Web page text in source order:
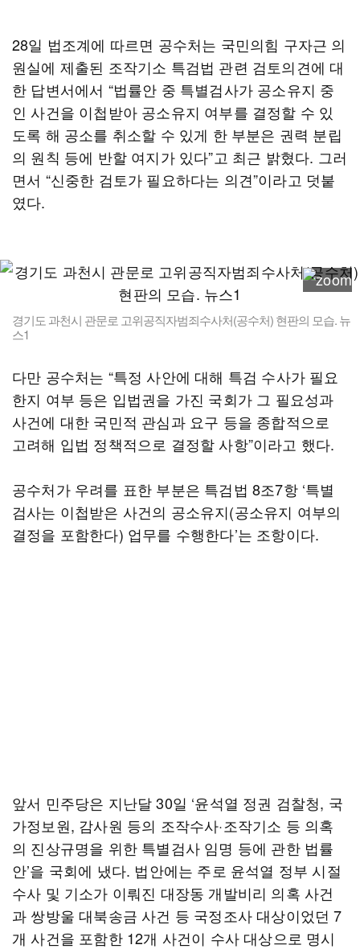
28일 법조계에 따르면 공수처는 국민의힘 구자근 의
원실에 제출된 조작기소 특검법 관련 검토의견에 대
한 답변서에서 “법률안 중 특별검사가 공소유지 중
인 사건을 이첩받아 공소유지 여부를 결정할 수 있
도록 해 공소를 취소할 수 있게 한 부분은 권력 분립
의 원칙 등에 반할 여지가 있다”고 최근 밝혔다. 그러
면서 “신중한 검토가 필요하다는 의견”이라고 덧붙
였다.
경기도 과천시 관문로 고위공직자범죄수사처(공수처) 현판의 모습. 뉴
스1
다만 공수처는 “특정 사안에 대해 특검 수사가 필요
한지 여부 등은 입법권을 가진 국회가 그 필요성과
사건에 대한 국민적 관심과 요구 등을 종합적으로
고려해 입법 정책적으로 결정할 사항”이라고 했다.
공수처가 우려를 표한 부분은 특검법 8조7항 ‘특별
검사는 이첩받은 사건의 공소유지(공소유지 여부의
결정을 포함한다) 업무를 수행한다’는 조항이다.
앞서 민주당은 지난달 30일 ‘윤석열 정권 검찰청, 국
가정보원, 감사원 등의 조작수사·조작기소 등 의혹
의 진상규명을 위한 특별검사 임명 등에 관한 법률
안’을 국회에 냈다. 법안에는 주로 윤석열 정부 시절
수사 및 기소가 이뤄진 대장동 개발비리 의혹 사건
과 쌍방울 대북송금 사건 등 국정조사 대상이었던 7
개 사건을 포함한 12개 사건이 수사 대상으로 명시